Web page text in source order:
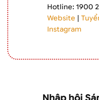
Hotline: 1900
Website
Instagram